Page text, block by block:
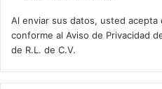
v
e
a
m
Al enviar sus datos, usted
conforme al Aviso de Privacidad
de R.L. de C.V.